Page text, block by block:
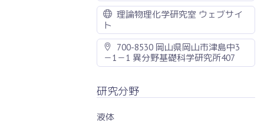
理論物理化学研究室 ウェブサイ
ト
700-8530 岡山県岡山市津島中3
－1－1 異分野基礎科学研究所407
研究分野
液体